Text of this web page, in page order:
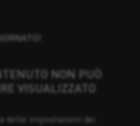
NON PUÒ
VISUALIZZATO
delle impostazioni dei